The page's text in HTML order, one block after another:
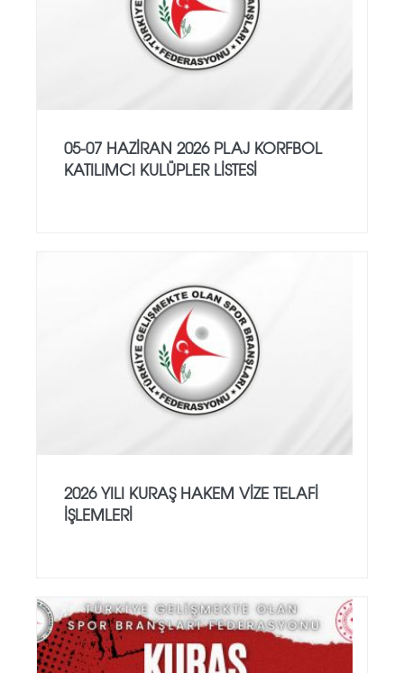
05-07 HAZİRAN 2026 PLAJ KORFBOL
KATILIMCI KULÜPLER LİSTESİ
2026 YILI KURAŞ HAKEM VİZE TELAFİ
İŞLEMLERİ